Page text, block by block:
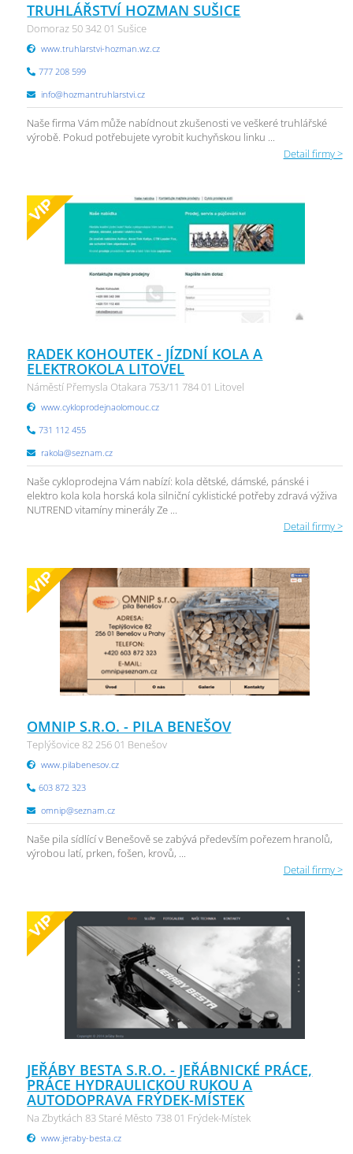
TRUHLÁŘSTVÍ HOZMAN SUŠICE
Domoraz 50 342 01 Sušice
www.truhlarstvi-hozman.wz.cz
777 208 599
info@hozmantruhlarstvi.cz
Naše firma Vám může nabídnout zkušenosti ve veškeré truhlářské
výrobě. Pokud potřebujete vyrobit kuchyňskou linku ...
Detail firmy >
RADEK KOHOUTEK - JÍZDNÍ KOLA A
ELEKTROKOLA LITOVEL
Náměstí Přemysla Otakara 753/11 784 01 Litovel
www.cykloprodejnaolomouc.cz
731 112 455
rakola@seznam.cz
Naše cykloprodejna Vám nabízí: kola dětské, dámské, pánské i
elektro kola kola horská kola silniční cyklistické potřeby zdravá výživa
NUTREND vitamíny minerály Ze ...
Detail firmy >
OMNIP S.R.O. - PILA BENEŠOV
Teplýšovice 82 256 01 Benešov
www.pilabenesov.cz
603 872 323
omnip@seznam.cz
Naše pila sídlící v Benešově se zabývá především pořezem hranolů,
výrobou latí, prken, fošen, krovů, ...
Detail firmy >
JEŘÁBY BESTA S.R.O. - JEŘÁBNICKÉ PRÁCE,
PRÁCE HYDRAULICKOU RUKOU A
AUTODOPRAVA FRÝDEK-MÍSTEK
Na Zbytkách 83 Staré Město 738 01 Frýdek-Místek
www.jeraby-besta.cz